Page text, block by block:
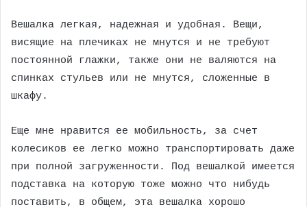
Вешалка легкая, надежная и удобная. Вещи,
висящие на плечиках не мнутся и не требуют
постоянной глажки, также они не валяются на
спинках стульев или не мнутся, сложенные в
шкафу.
Еще мне нравится ее мобильность, за счет
колесиков ее легко можно транспортировать даже
при полной загруженности. Под вешалкой имеется
подставка на которую тоже можно что нибудь
поставить, в общем, эта вешалка хорошо